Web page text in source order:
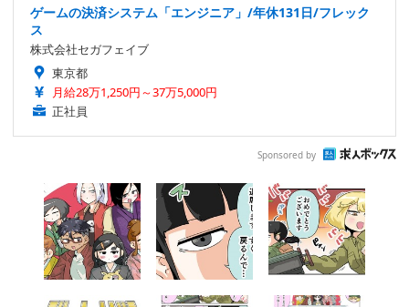
ゲームの決済システム「エンジニア」/年休131日/フレック
ス
株式会社セガフェイブ
東京都
月給28万1,250円～37万5,000円
正社員
Sponsored by